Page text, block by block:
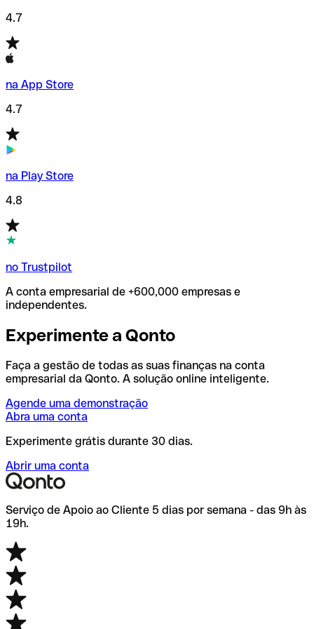
4.7
na App Store
4.7
na Play Store
4.8
no Trustpilot
A conta empresarial de +600,000 empresas e
independentes.
Experimente a Qonto
Faça a gestão de todas as suas finanças na conta
empresarial da Qonto. A solução online inteligente.
Agende uma demonstração
Abra uma conta
Experimente grátis durante 30 dias.
Abrir uma conta
Serviço de Apoio ao Cliente 5 dias por semana - das 9h às
19h.